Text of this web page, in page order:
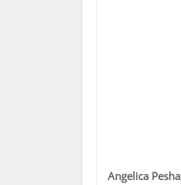
Angelica